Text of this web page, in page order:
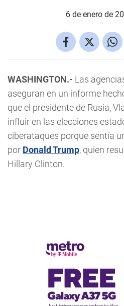
6 de enero de
WASHINGTON.- Las
aseguran en un informe
que el presidente de Rusia,
influir en las elecciones
ciberataques porque sentía
por Donald Trump, quien
Hillary Clinton.